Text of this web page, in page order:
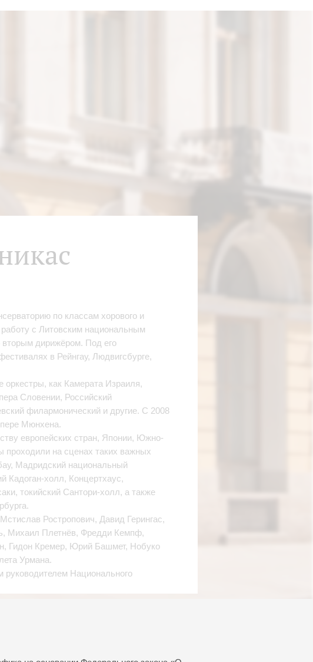
по классам хорового и
с Литовским национальным
вторым дирижёром. Под его
в Рейнгау, Людвигсбурге,
оркестры, как Камерата Израиля,
Словении, Российский
филармонический и другие. С 2008
Мюнхена.
европейских стран, Японии, Южно-
проходили на сценах таких важных
Мадридский национальный
Кадоган-холл, Концертхаус,
токийский Сантори-холл, а также
Ростропович, Давид Герингас,
Михаил Плетнёв, Фредди Кемпф,
Гидон Кремер, Юрий Башмет, Нобуко
Урмана.
Национального